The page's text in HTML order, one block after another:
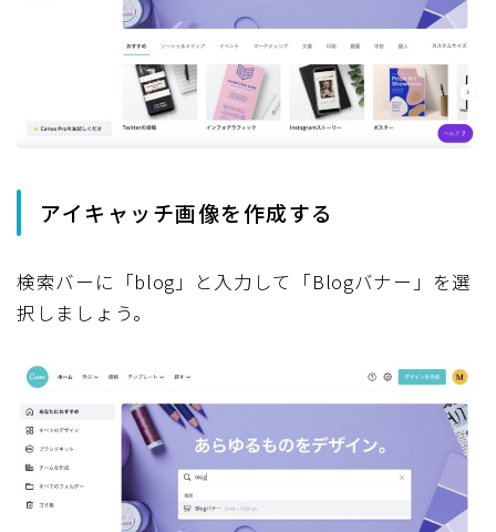
アイキャッチ画像を作成する
検索バーに「blog」と入力して「Blogバナー」を選
択しましょう。